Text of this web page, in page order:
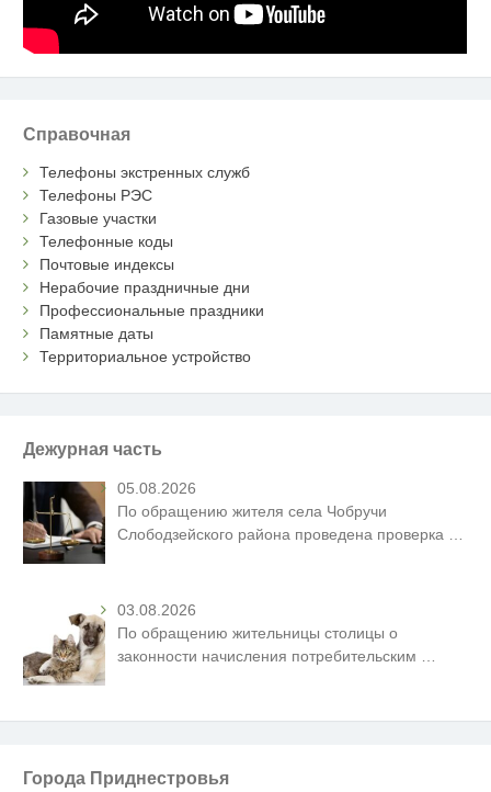
Справочная
Телефоны экстренных служб
Телефоны РЭС
Газовые участки
Телефонные коды
Почтовые индексы
Нерабочие праздничные дни
Профессиональные праздники
Памятные даты
Территориальное устройство
Дежурная часть
05.08.2026
По обращению жителя села Чобручи
Слободзейского района проведена проверка
03.08.2026
По обращению жительницы столицы о
законности начисления потребительским
Города Приднестровья